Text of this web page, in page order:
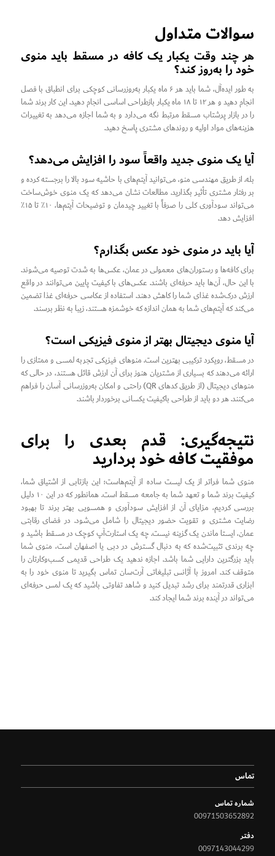
سوالات متداول
هر چند وقت یکبار یک کافه در مسقط باید منوی
خود را به‌روز کند؟
به طور ایده‌آل، شما باید هر ۶ ماه یکبار به‌روزرسانی کوچکی برای انطباق با فصل
انجام دهید و هر ۱۲ تا ۱۸ ماه یکبار بازطراحی اساسی انجام دهید. این کار برند شما
را در بازار پرشتاب مسقط مرتبط نگه می‌دارد و به شما اجازه می‌دهد به تغییرات
هزینه‌های مواد اولیه و روندهای مشتری پاسخ دهید.
آیا یک منوی جدید واقعاً سود را افزایش می‌دهد؟
بله. از طریق مهندسی منو، می‌توانید آیتم‌های با حاشیه سود بالا را برجسته کرده و
بر رفتار مشتری تأثیر بگذارید. مطالعات نشان می‌دهد که یک منوی خوش‌ساخت
می‌تواند سودآوری کلی را صرفاً با تغییر چیدمان و توضیحات آیتم‌ها، ۱۰٪ تا ۱۵٪
افزایش دهد.
آیا باید در منوی خود عکس بگذارم؟
برای کافه‌ها و رستوران‌های معمولی در عمان، عکس‌ها به شدت توصیه می‌شوند.
با این حال، آن‌ها باید حرفه‌ای باشند. عکس‌های با کیفیت پایین می‌توانند در واقع
ارزش درک‌شده غذای شما را کاهش دهند. استفاده از عکاسی حرفه‌ای غذا تضمین
می‌کند که آیتم‌های شما به همان اندازه که خوشمزه هستند، زیبا به نظر برسند.
آیا منوی دیجیتال بهتر از منوی فیزیکی است؟
در مسقط، رویکرد ترکیبی بهترین است. منوهای فیزیکی تجربه لمسی و ممتازی را
ارائه می‌دهند که بسیاری از مشتریان هنوز برای آن ارزش قائل هستند، در حالی که
منوهای دیجیتال (از طریق کدهای QR) راحتی و امکان به‌روزرسانی آسان را فراهم
می‌کنند. هر دو باید از طراحی باکیفیت یکسانی برخوردار باشند.
نتیجه‌گیری: قدم بعدی را برای
موفقیت کافه خود بردارید
منوی شما فراتر از یک لیست ساده از آیتم‌هاست؛ این بازتابی از اشتیاق شما،
کیفیت برند شما و تعهد شما به جامعه مسقط است. همانطور که در این ۱۰ دلیل
بررسی کردیم، مزایای آن از افزایش سودآوری و همسویی بهتر برند تا بهبود
رضایت مشتری و تقویت حضور دیجیتال را شامل می‌شود. در فضای رقابتی
عمان، ایستا ماندن یک گزینه نیست. چه یک استارت‌آپ کوچک در مسقط باشید و
چه برندی تثبیت‌شده که به دنبال گسترش در دبی یا اصفهان است، منوی شما
باید بزرگترین دارایی شما باشد. اجازه ندهید یک طراحی قدیمی کسب‌وکارتان را
متوقف کند. امروز با آژانس تبلیغاتی آرت‌سان تماس بگیرید تا منوی خود را به
ابزاری قدرتمند برای رشد تبدیل کنید و شاهد تفاوتی باشید که یک لمس حرفه‌ای
می‌تواند در آینده برند شما ایجاد کند.
تماس
شماره تماس
00971503652892
دفتر
0097143044299